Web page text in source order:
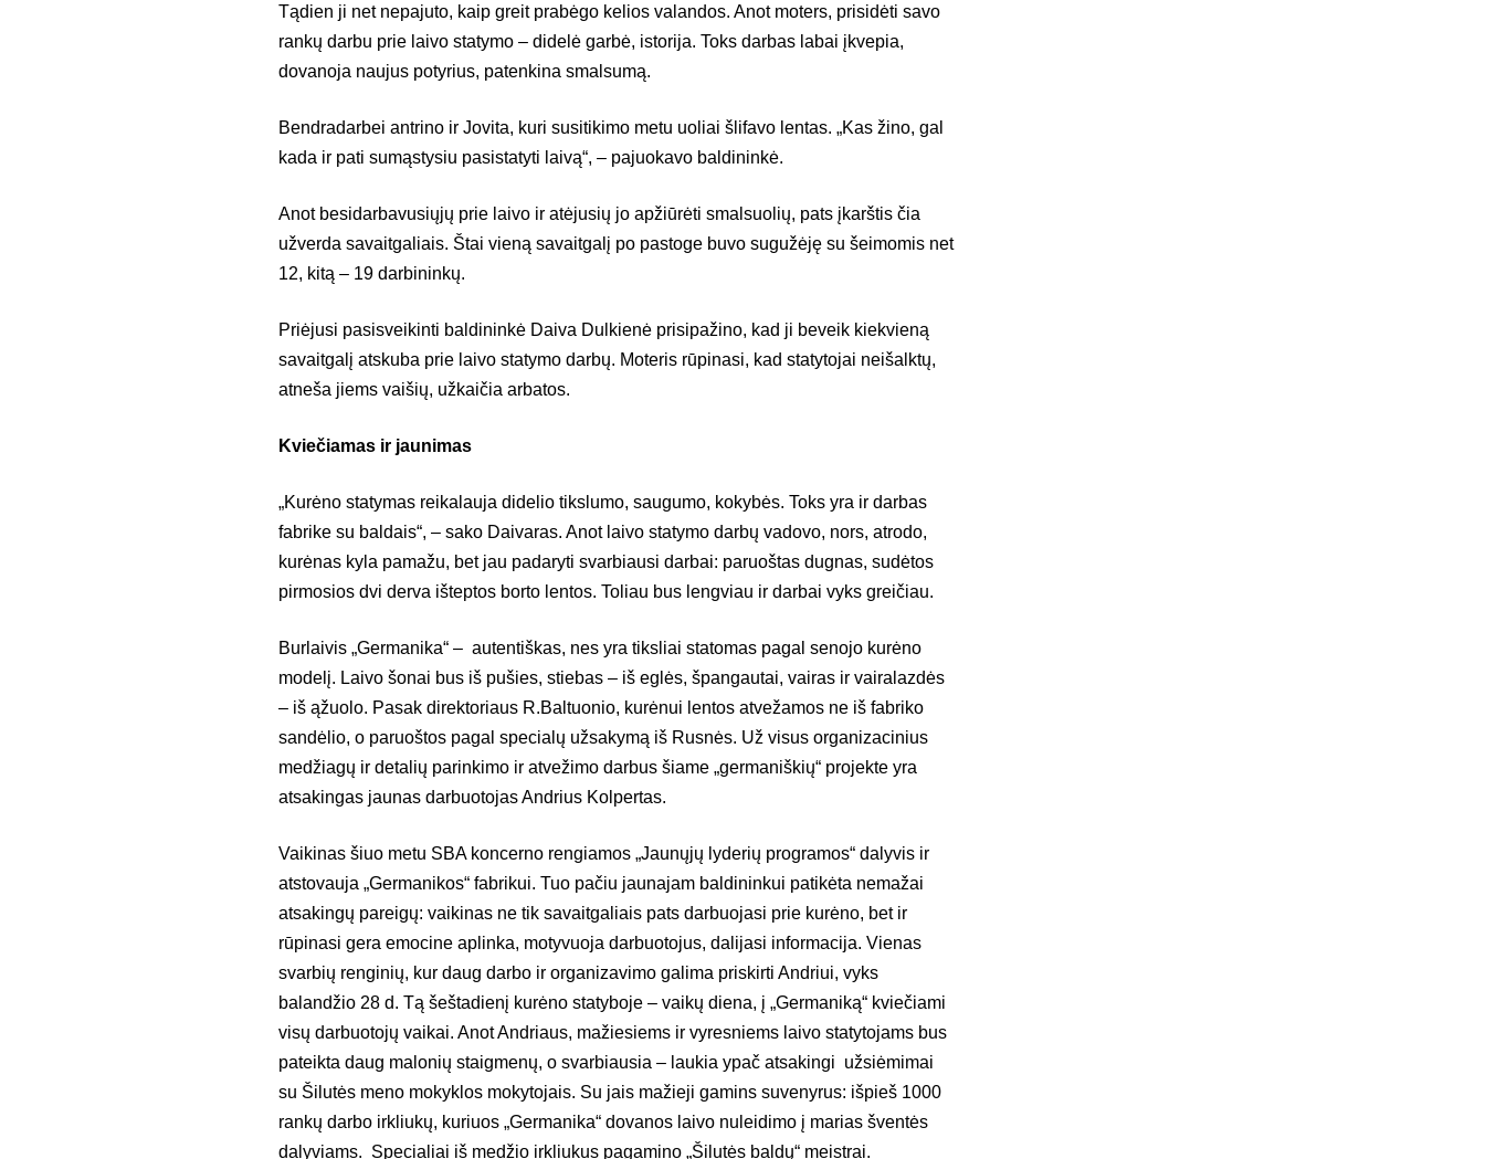
Tądien ji net nepajuto, kaip greit prabėgo kelios valandos. Anot moters, prisidėti savo
rankų darbu prie laivo statymo – didelė garbė, istorija. Toks darbas labai įkvepia,
dovanoja naujus potyrius, patenkina smalsumą.
Bendradarbei antrino ir Jovita, kuri susitikimo metu uoliai šlifavo lentas. „Kas žino, gal
kada ir pati sumąstysiu pasistatyti laivą“, – pajuokavo baldininkė.
Anot besidarbavusiųjų prie laivo ir atėjusių jo apžiūrėti smalsuolių, pats įkarštis čia
užverda savaitgaliais. Štai vieną savaitgalį po pastoge buvo sugužėję su šeimomis net
12, kitą – 19 darbininkų.
Priėjusi pasisveikinti baldininkė Daiva Dulkienė prisipažino, kad ji beveik kiekvieną
savaitgalį atskuba prie laivo statymo darbų. Moteris rūpinasi, kad statytojai neišalktų,
atneša jiems vaišių, užkaičia arbatos.
Kviečiamas ir jaunimas
„Kurėno statymas reikalauja didelio tikslumo, saugumo, kokybės. Toks yra ir darbas
fabrike su baldais“, – sako Daivaras. Anot laivo statymo darbų vadovo, nors, atrodo,
kurėnas kyla pamažu, bet jau padaryti svarbiausi darbai: paruoštas dugnas, sudėtos
pirmosios dvi derva išteptos borto lentos. Toliau bus lengviau ir darbai vyks greičiau.
Burlaivis „Germanika“ – autentiškas, nes yra tiksliai statomas pagal senojo kurėno
modelį. Laivo šonai bus iš pušies, stiebas – iš eglės, špangautai, vairas ir vairalazdės
– iš ąžuolo. Pasak direktoriaus R.Baltuonio, kurėnui lentos atvežamos ne iš fabriko
sandėlio, o paruoštos pagal specialų užsakymą iš Rusnės. Už visus organizacinius
medžiagų ir detalių parinkimo ir atvežimo darbus šiame „germaniškių“ projekte yra
atsakingas jaunas darbuotojas Andrius Kolpertas.
Vaikinas šiuo metu SBA koncerno rengiamos „Jaunųjų lyderių programos“ dalyvis ir
atstovauja „Germanikos“ fabrikui. Tuo pačiu jaunajam baldininkui patikėta nemažai
atsakingų pareigų: vaikinas ne tik savaitgaliais pats darbuojasi prie kurėno, bet ir
rūpinasi gera emocine aplinka, motyvuoja darbuotojus, dalijasi informacija. Vienas
svarbių renginių, kur daug darbo ir organizavimo galima priskirti Andriui, vyks
balandžio 28 d. Tą šeštadienį kurėno statyboje – vaikų diena, į „Germaniką“ kviečiami
visų darbuotojų vaikai. Anot Andriaus, mažiesiems ir vyresniems laivo statytojams bus
pateikta daug malonių staigmenų, o svarbiausia – laukia ypač atsakingi užsiėmimai
su Šilutės meno mokyklos mokytojais. Su jais mažieji gamins suvenyrus: išpieš 1000
rankų darbo irkliukų, kuriuos „Germanika“ dovanos laivo nuleidimo į marias šventės
dalyviams. Specialiai iš medžio irkliukus pagamino „Šilutės baldų“ meistrai.